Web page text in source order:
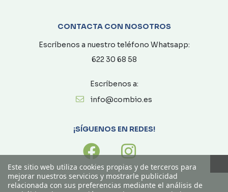
CONTACTA CON NOSOTROS
Escríbenos a nuestro teléfono Whatsapp:
622 30 68 58
Escríbenos a:
info@combio.es
¡SÍGUENOS EN REDES!
Este sitio web utiliza cookies propias y de terceros para
mejorar nuestros servicios y mostrarle publicidad
relacionada con sus preferencias mediante el análisis de